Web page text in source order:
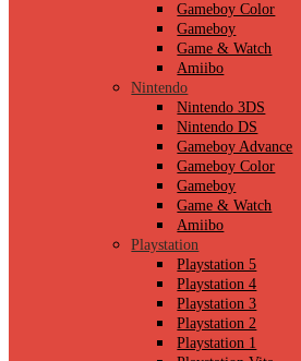
Gameboy Color
Gameboy
Game & Watch
Amiibo
Nintendo
Nintendo 3DS
Nintendo DS
Gameboy Advance
Gameboy Color
Gameboy
Game & Watch
Amiibo
Playstation
Playstation 5
Playstation 4
Playstation 3
Playstation 2
Playstation 1